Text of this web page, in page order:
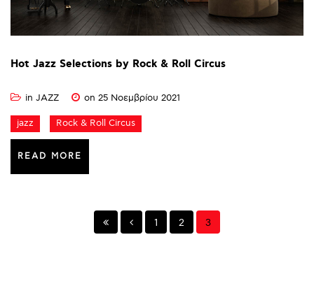
Hot Jazz Selections by Rock & Roll Circus
in JAZZ on 25 Νοεμβρίου 2021
jazz Rock & Roll Circus
READ MORE
1 2 3